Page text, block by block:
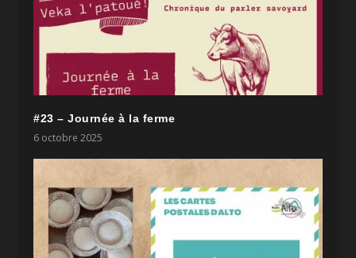
#23 – Journée à la ferme
6 octobre 2025